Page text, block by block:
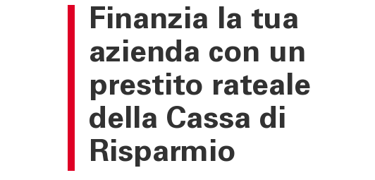
Finanzia la tua
azienda con un
prestito rateale
della Cassa di
Risparmio